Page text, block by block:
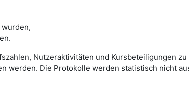
wurden,
Nutzeraktivitäten und Kursbeteiligungen
werden. Die Protokolle werden statistisch nicht